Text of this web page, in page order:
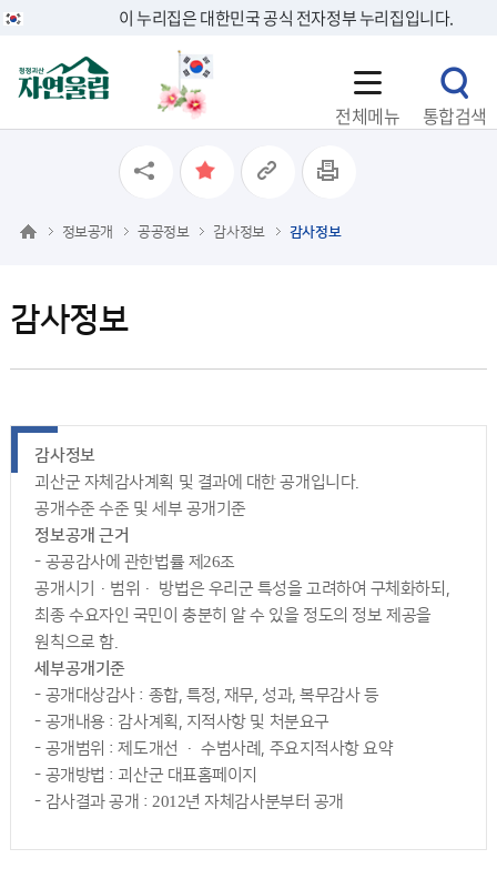
이 누리집은 대한민국 공식 전자정부 누리집입니다.
전체메뉴 통합검색
감사정보
정보공개 공공정보 감사정보 감사정보
감사정보
괴산군 자체감사계획 및 결과에 대한 공개입니다.
공개수준 수준 및 세부 공개기준
정보공개 근거
- 공공감사에 관한법률 제26조
공개시기·범위· 방법은 우리군 특성을 고려하여 구체화하되,
최종 수요자인 국민이 충분히 알 수 있을 정도의 정보 제공을
원칙으로 함.
세부공개기준
- 공개대상감사 : 종합, 특정, 재무, 성과, 복무감사 등
- 공개내용 : 감사계획, 지적사항 및 처분요구
- 공개범위 : 제도개선 · 수범사례, 주요지적사항 요약
- 공개방법 : 괴산군 대표홈페이지
- 감사결과 공개 : 2012년 자체감사분부터 공개